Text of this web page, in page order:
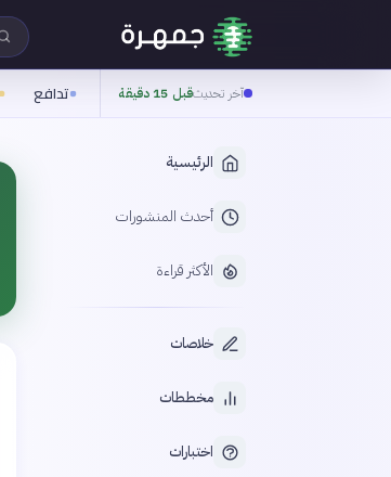
آخر تحديثقبل 15 دقيقة تدافع
الرئيسية
أحدث المنشورات
الأكثر قراءة
خلاصات
مخططات
اختبارات